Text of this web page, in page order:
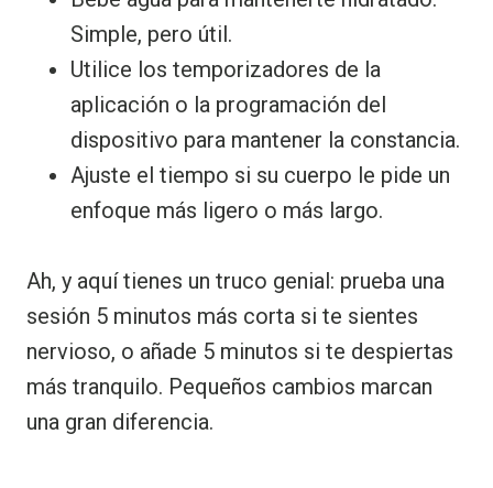
Simple, pero útil.
Utilice los temporizadores de la
aplicación o la programación del
dispositivo para mantener la constancia.
Ajuste el tiempo si su cuerpo le pide un
enfoque más ligero o más largo.
Ah, y aquí tienes un truco genial: prueba una
sesión 5 minutos más corta si te sientes
nervioso, o añade 5 minutos si te despiertas
más tranquilo. Pequeños cambios marcan
una gran diferencia.